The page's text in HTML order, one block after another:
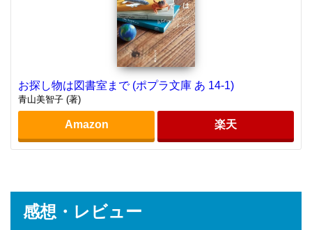
お探し物は図書室まで (ポプラ文庫 あ 14-1)
青山美智子 (著)
Amazon 楽天
感想・レビュー